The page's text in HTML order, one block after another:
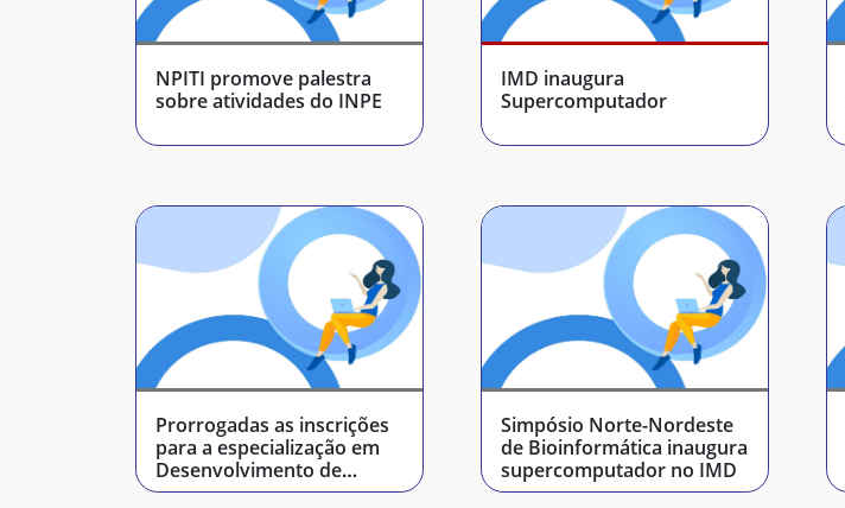
NPITI promove palestra
sobre atividades do INPE
IMD inaugura
Supercomputador
Prorrogadas as inscrições
para a especialização em
Desenvolvimento de
Dispositivos Móveis
Simpósio Norte-Nordeste
de Bioinformática inaugura
supercomputador no IMD